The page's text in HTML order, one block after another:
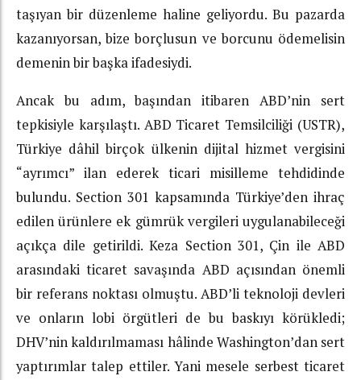
taşıyan bir düzenleme haline geliyordu. Bu pazarda
kazanıyorsan, bize borçlusun ve borcunu ödemelisin
demenin bir başka ifadesiydi.
Ancak bu adım, başından itibaren ABD’nin sert
tepkisiyle karşılaştı. ABD Ticaret Temsilciliği (USTR),
Türkiye dâhil birçok ülkenin dijital hizmet vergisini
“ayrımcı” ilan ederek ticari misilleme tehdidinde
bulundu. Section 301 kapsamında Türkiye’den ihraç
edilen ürünlere ek gümrük vergileri uygulanabileceği
açıkça dile getirildi. Keza Section 301, Çin ile ABD
arasındaki ticaret savaşında ABD açısından önemli
bir referans noktası olmuştu. ABD’li teknoloji devleri
ve onların lobi örgütleri de bu baskıyı körükledi;
DHV’nin kaldırılmaması hâlinde Washington’dan sert
yaptırımlar talep ettiler. Yani mesele serbest ticaret